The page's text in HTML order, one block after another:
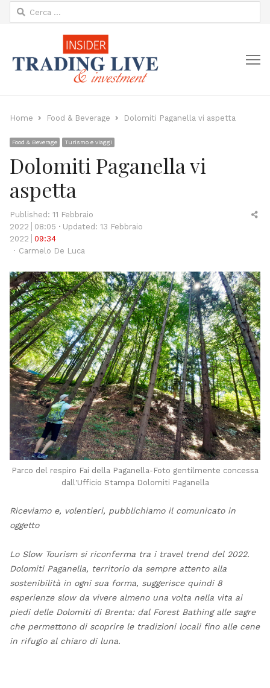
Ricerca
per:
Home Food & Beverage Dolomiti Paganella vi aspetta
Food & Beverage Turismo e viaggi
Dolomiti Paganella vi
aspetta
Published: 11 Febbraio
2022
08:05
Updated: 13 Febbraio
2022
09:34
Author
Carmelo De Luca
Parco del respiro Fai della Paganella-Foto gentilmente concessa
dall'Ufficio Stampa Dolomiti Paganella
Riceviamo e, volentieri, pubblichiamo il comunicato in
oggetto
Lo Slow Tourism si riconferma tra i travel trend del 2022.
Dolomiti Paganella, territorio da sempre attento alla
sostenibilità in ogni sua forma, suggerisce quindi 8
esperienze slow da vivere almeno una volta nella vita ai
piedi delle Dolomiti di Brenta: dal Forest Bathing alle sagre
che permettono di scoprire le tradizioni locali fino alle cene
in rifugio al chiaro di luna.